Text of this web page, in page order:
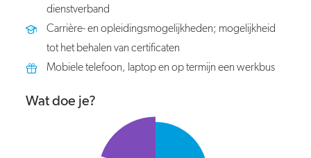
dienstverband
Carrière- en opleidingsmogelijkheden; mogelijkheid
tot het behalen van certificaten
Mobiele telefoon, laptop en op termijn een werkbus
Wat doe je?